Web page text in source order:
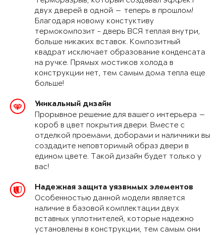
двух дверей в одной — теперь в прошлом!
Благодаря новому констуктиву
термокомпозит - дверь ВСЯ теплая внутри,
больше никаких вставок. Композитный
квадрат исключает образование конденсата
на ручке. Прямых мостиков холода в
конструкции нет, тем самым дома тепла еще
больше!
Уникальный дизайн
Прорывное решение для вашего интерьера —
короб в цвет покрытия двери. Вместе с
отделкой проемами, доборами и наличники вы
создадите неповторимый образ двери в
едином цвете. Такой дизайн будет только у
вас!
Надежная защита уязвимых элементов
Особенностью данной модели является
наличие в базовой комплектации двух
вставных уплотнителей, которые надежно
установлены в конструкции, тем самым они